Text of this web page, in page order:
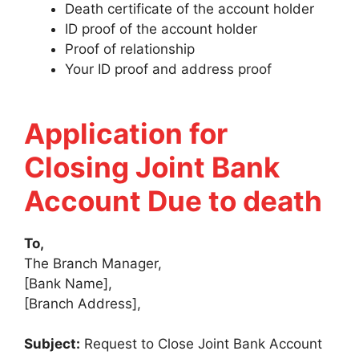
Death certificate of the account holder
ID proof of the account holder
Proof of relationship
Your ID proof and address proof
Application for
Closing Joint Bank
Account Due to death
To,
The Branch Manager,
[Bank Name],
[Branch Address],
Subject: Request to Close Joint Bank Account